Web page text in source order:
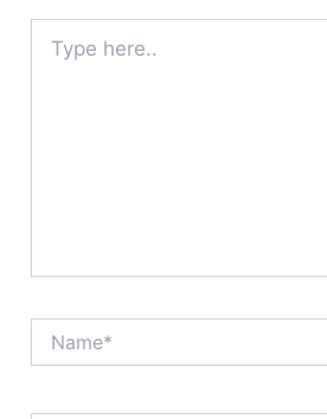
here..